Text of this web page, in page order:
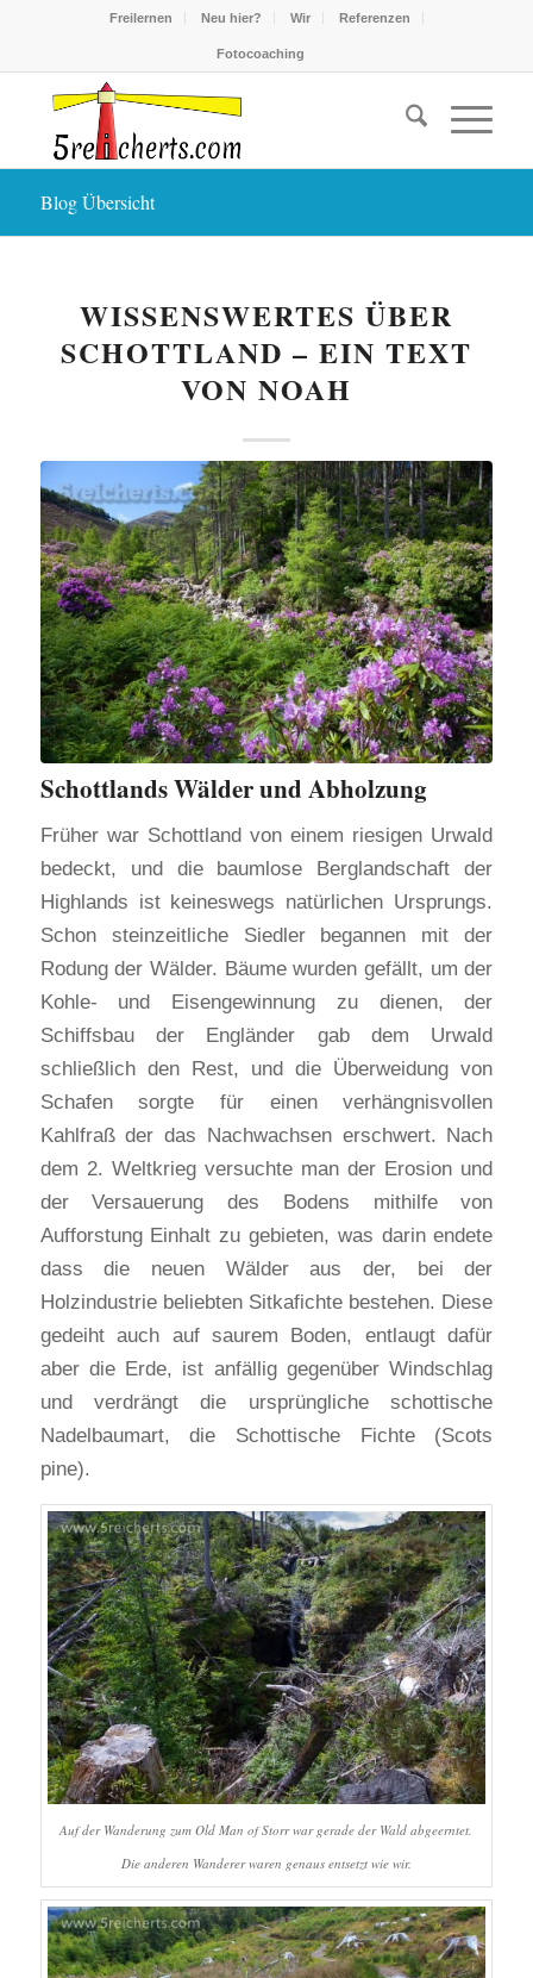
Freilernen Neu hier? Wir Referenzen
Fotocoaching
Blog Übersicht
WISSENSWERTES ÜBER
SCHOTTLAND – EIN TEXT
VON NOAH
Schottlands Wälder und Abholzung
Früher war Schottland von einem riesigen Urwald
bedeckt, und die baumlose Berglandschaft der
Highlands ist keineswegs natürlichen Ursprungs.
Schon steinzeitliche Siedler begannen mit der
Rodung der Wälder. Bäume wurden gefällt, um der
Kohle- und Eisengewinnung zu dienen, der
Schiffsbau der Engländer gab dem Urwald
schließlich den Rest, und die Überweidung von
Schafen sorgte für einen verhängnisvollen
Kahlfraß der das Nachwachsen erschwert. Nach
dem 2. Weltkrieg versuchte man der Erosion und
der Versauerung des Bodens mithilfe von
Aufforstung Einhalt zu gebieten, was darin endete
dass die neuen Wälder aus der, bei der
Holzindustrie beliebten Sitkafichte bestehen. Diese
gedeiht auch auf saurem Boden, entlaugt dafür
aber die Erde, ist anfällig gegenüber Windschlag
und verdrängt die ursprüngliche schottische
Nadelbaumart, die Schottische Fichte (Scots
pine).
Auf der Wanderung zum Old Man of Storr war gerade der Wald abgeerntet.
Die anderen Wanderer waren genaus entsetzt wie wir.